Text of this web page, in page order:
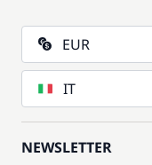
EUR
IT
NEWSLETTER